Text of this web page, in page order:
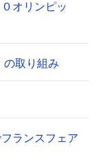
オリンピッ
の取り組み
ランスフェア